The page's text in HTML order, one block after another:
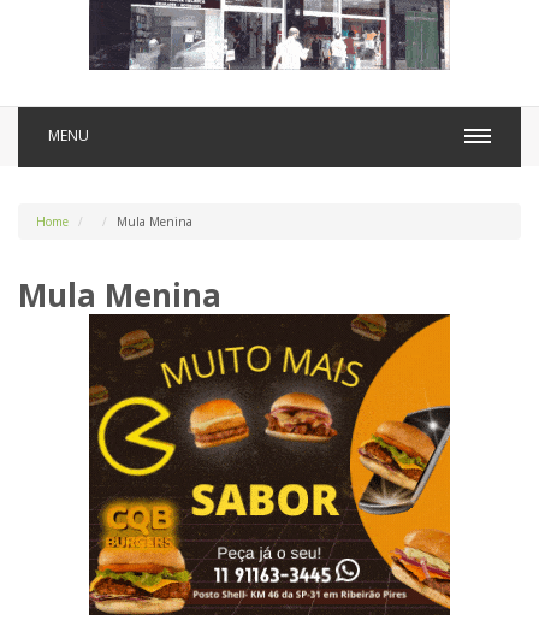
MENU
Home Mula Menina
Mula Menina